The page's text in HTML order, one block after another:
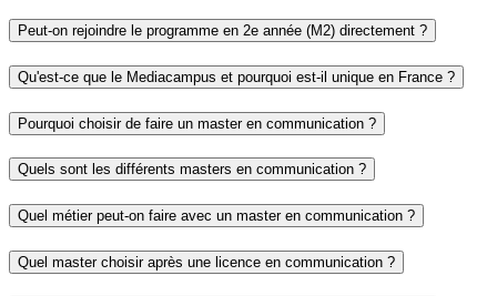
Peut-on rejoindre le programme en 2e année (M2) directement ?
Qu'est-ce que le Mediacampus et pourquoi est-il unique en France ?
Pourquoi choisir de faire un master en communication ?
Quels sont les différents masters en communication ?
Quel métier peut-on faire avec un master en communication ?
Quel master choisir après une licence en communication ?